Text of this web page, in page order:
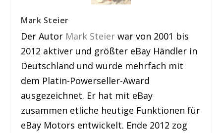
Mark Steier
Der Autor Mark Steier war von 2001 bis
2012 aktiver und größter eBay Händler in
Deutschland und wurde mehrfach mit
dem Platin-Powerseller-Award
ausgezeichnet. Er hat mit eBay
zusammen etliche heutige Funktionen für
eBay Motors entwickelt. Ende 2012 zog